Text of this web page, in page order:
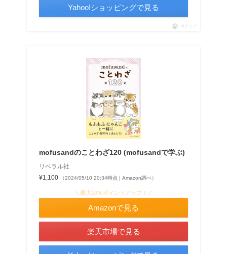
Yahoo!ショッピングで見る
ポチップ
mofusandのことわざ120 (mofusandで学ぶ)
リベラル社
¥1,100
（2024/05/10 20:34時点 | Amazon調べ）
＼最大10％ポイントアップ！／
Amazonで見る
楽天市場で見る